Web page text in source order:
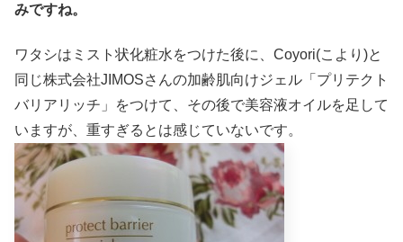
みですね。
ワタシはミスト状化粧水をつけた後に、Coyori(こより)と
同じ株式会社JIMOSさんの加齢肌向けジェル「プリテクト
バリアリッチ」をつけて、その後で美容液オイルを足して
いますが、重すぎるとは感じていないです。